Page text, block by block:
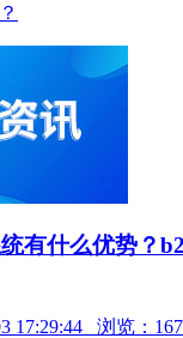
有什么优势？
17:29:44 浏览：